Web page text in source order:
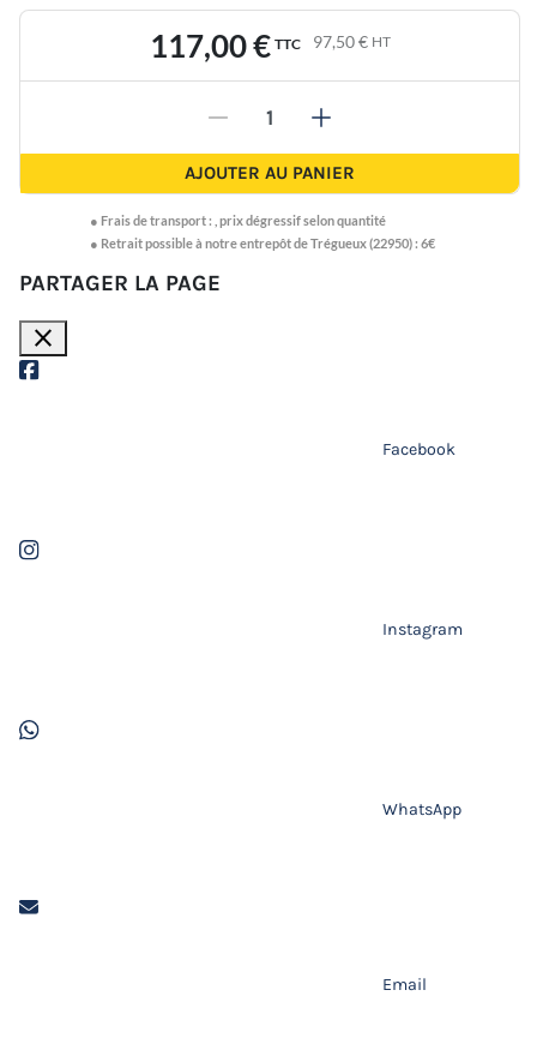
117,00 € TTC 97,50 € HT
- +
AJOUTER AU PANIER
● Frais de transport : prix dégressif selon quantité
● Retrait possible à notre entrepôt de Trégueux (22950) : 6€
PARTAGER LA PAGE
close
Facebook
Instagram
WhatsApp
Email